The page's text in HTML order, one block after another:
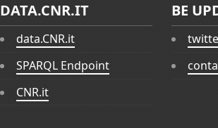
DATA.CNR.IT
data.CNR.it
SPARQL Endpoint
CNR.it
BE